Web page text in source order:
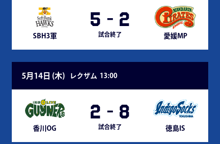
SBH3軍
5 - 2
試合終了 愛媛MP
5月14日 (木) レクザム 13:00
香川OG
2 - 8
試合終了 徳島IS